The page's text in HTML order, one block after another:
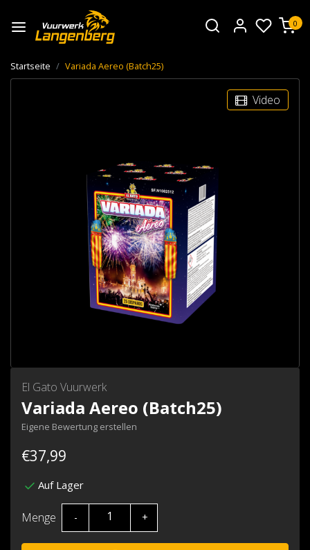
0
Startseite Variada Aereo (Batch25)
Video
El Gato Vuurwerk
Variada Aereo (Batch25)
Eigene Bewertung erstellen
€37,99
Auf Lager
Menge - +